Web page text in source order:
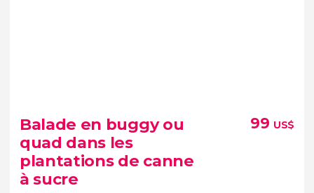
38 avis
Balade en buggy ou
quad dans les
plantations de canne
à sucre
99 US$